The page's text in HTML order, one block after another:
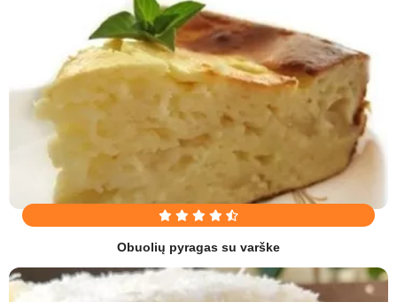
Obuolių pyragas su varške